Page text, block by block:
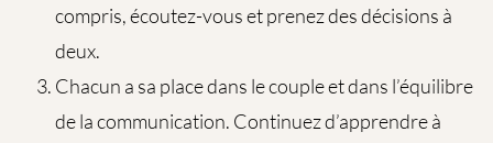
compris, écoutez-vous et prenez des décisions à
deux.
Chacun a sa place dans le couple et dans l’équilibre
de la communication. Continuez d’apprendre à